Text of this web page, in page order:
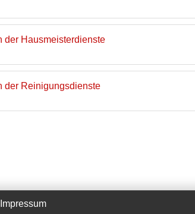
der Hausmeisterdienste
der Reinigungsdienste
Impressum